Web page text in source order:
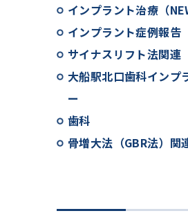
インプラント治療（
インプラント症例報告
サイナスリフト法関連
大船駅北口歯科インプ
ー
歯科
骨増大法（GBR法）関